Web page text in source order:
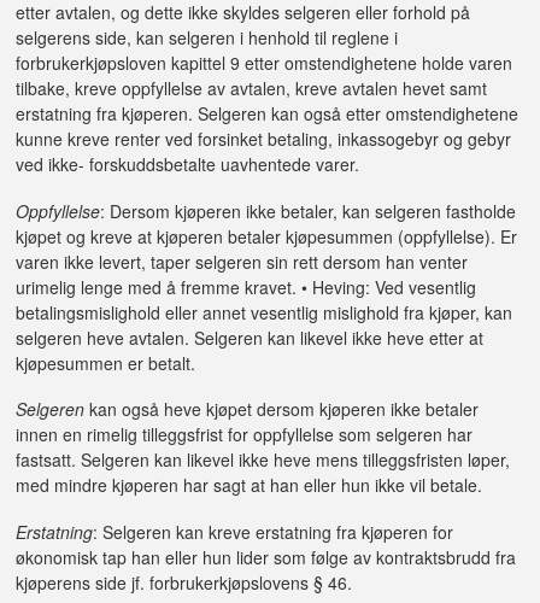
etter avtalen, og dette ikke skyldes selgeren eller forhold på
selgerens side, kan selgeren i henhold til reglene i
forbrukerkjøpsloven kapittel 9 etter omstendighetene holde varen
tilbake, kreve oppfyllelse av avtalen, kreve avtalen hevet samt
erstatning fra kjøperen. Selgeren kan også etter omstendighetene
kunne kreve renter ved forsinket betaling, inkassogebyr og gebyr
ved ikke- forskuddsbetalte uavhentede varer.
Oppfyllelse: Dersom kjøperen ikke betaler, kan selgeren fastholde
kjøpet og kreve at kjøperen betaler kjøpesummen (oppfyllelse). Er
varen ikke levert, taper selgeren sin rett dersom han venter
urimelig lenge med å fremme kravet. • Heving: Ved vesentlig
betalingsmislighold eller annet vesentlig mislighold fra kjøper, kan
selgeren heve avtalen. Selgeren kan likevel ikke heve etter at
kjøpesummen er betalt.
Selgeren kan også heve kjøpet dersom kjøperen ikke betaler
innen en rimelig tilleggsfrist for oppfyllelse som selgeren har
fastsatt. Selgeren kan likevel ikke heve mens tilleggsfristen løper,
med mindre kjøperen har sagt at han eller hun ikke vil betale.
Erstatning: Selgeren kan kreve erstatning fra kjøperen for
økonomisk tap han eller hun lider som følge av kontraktsbrudd fra
kjøperens side jf. forbrukerkjøpslovens § 46.